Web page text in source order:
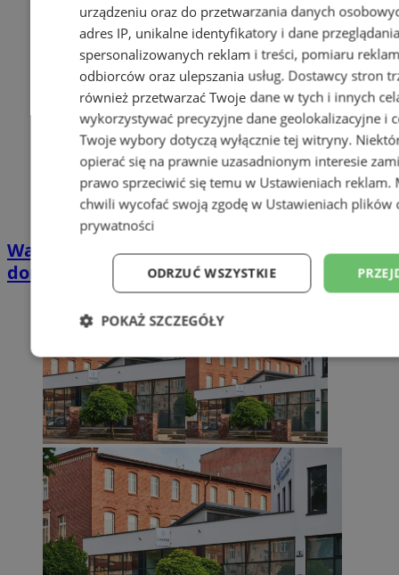
Wakacyjny wypoczynek nad Bałtykiem w
domkach Szmaragdowe Morze
urządzeniu oraz do przetwarzania danych
adres IP, unikalne identyfikatory i dane
spersonalizowanych reklam i treści, pomiaru
odbiorców oraz ulepszania usług. Dostawcy stron
również przetwarzać Twoje dane w tych i innych
wykorzystywać precyzyjne dane geolokalizacyjne i
Twoje wybory dotyczą wyłącznie tej witryny.
opierać się na prawnie uzasadnionym interesie
prawo sprzeciwić się temu w Ustawieniach reklam.
chwili wycofać swoją zgodę w Ustawieniach plików
prywatności
ODRZUĆ WSZYSTKIE
POKAŻ SZCZEGÓŁY
Niezbędne Wydajność
Niesklasyfikowane
Niezbędne Wydajność Targetowanie